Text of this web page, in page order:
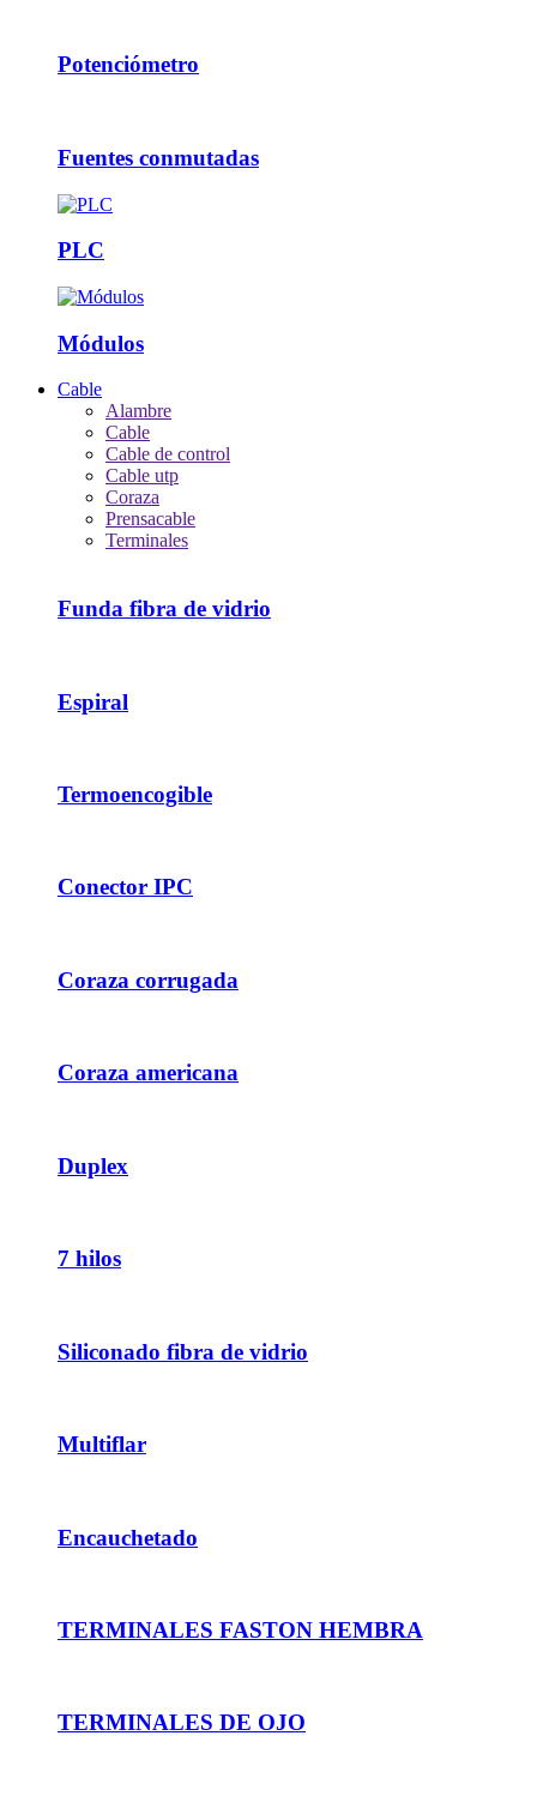
Potenciómetro
Fuentes conmutadas
PLC
Módulos
Cable
Alambre
Cable
Cable de control
Cable utp
Coraza
Prensacable
Terminales
Funda fibra de vidrio
Espiral
Termoencogible
Conector IPC
Coraza corrugada
Coraza americana
Duplex
7 hilos
Siliconado fibra de vidrio
Multiflar
Encauchetado
TERMINALES FASTON HEMBRA
TERMINALES DE OJO